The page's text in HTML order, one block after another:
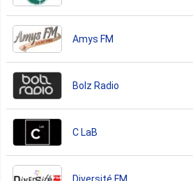
Amys FM
Bolz Radio
C LaB